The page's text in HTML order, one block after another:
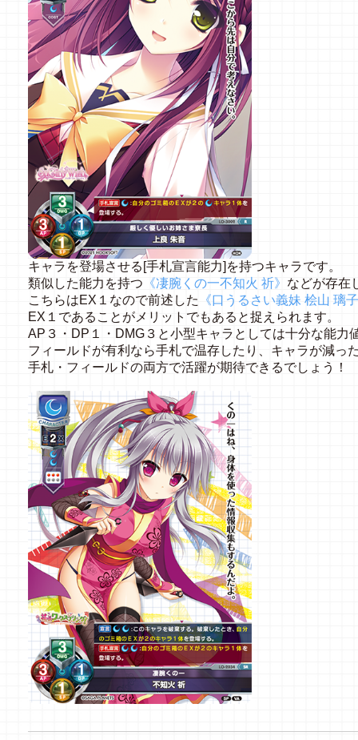
キャラを登場させる[手札宣言能力]を持つキャラです。
類似した能力を持つ 《凄腕くの一不知火 祈》 などが存在
こちらはEX１なので前述した
《口うるさい義妹 桧山 璃
EX１であることがメリットでもあると捉えられます。
AP３・DP１・DMG３と小型キャラとしては十分な能力
フィールドが有利なら手札で温存したり、キャラが減っ
手札・フィールドの両方で活躍が期待できるでしょう！